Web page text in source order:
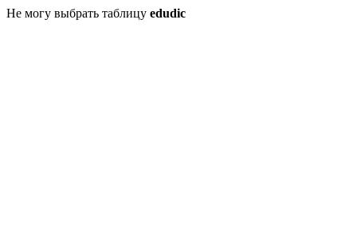
Не могу выбрать таблицу edudic